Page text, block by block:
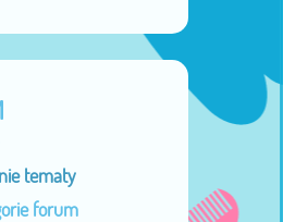
tematy
forum